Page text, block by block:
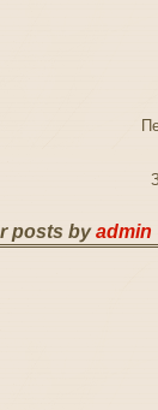
posts byadmin